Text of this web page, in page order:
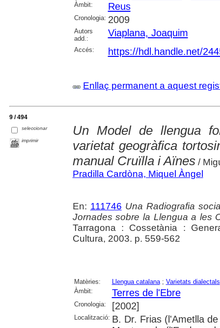
Àmbit: Reus
Cronologia: 2009
Autors
add.:
Viaplana, Joaquim
Accés: https://hdl.handle.net/
Enllaç permanent a aquest
9 / 494
seleccionar
imprimir
Un Model de llengua
varietat geogràfica
manual Cruïlla i Aïnes/
Pradilla Cardòna, Miquel Àngel
En: 111746 Una Radiografia
Jornades sobre la Llengua a les
Tarragona : Cossetània :
Cultura, 2003. p. 559-562
Matèries: Llengua catalana; Varietats dialectals
Àmbit:
Terres de l'Ebre
Cronologia: [2002]
Localització: B. Dr. Frias (l'Ametlla